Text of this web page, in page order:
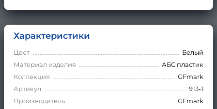
Характеристики
Цвет
Белый
Материал изделия
АБС пластик
Коллекция
GFmark
Артикул
913-1
Производитель
GFmark